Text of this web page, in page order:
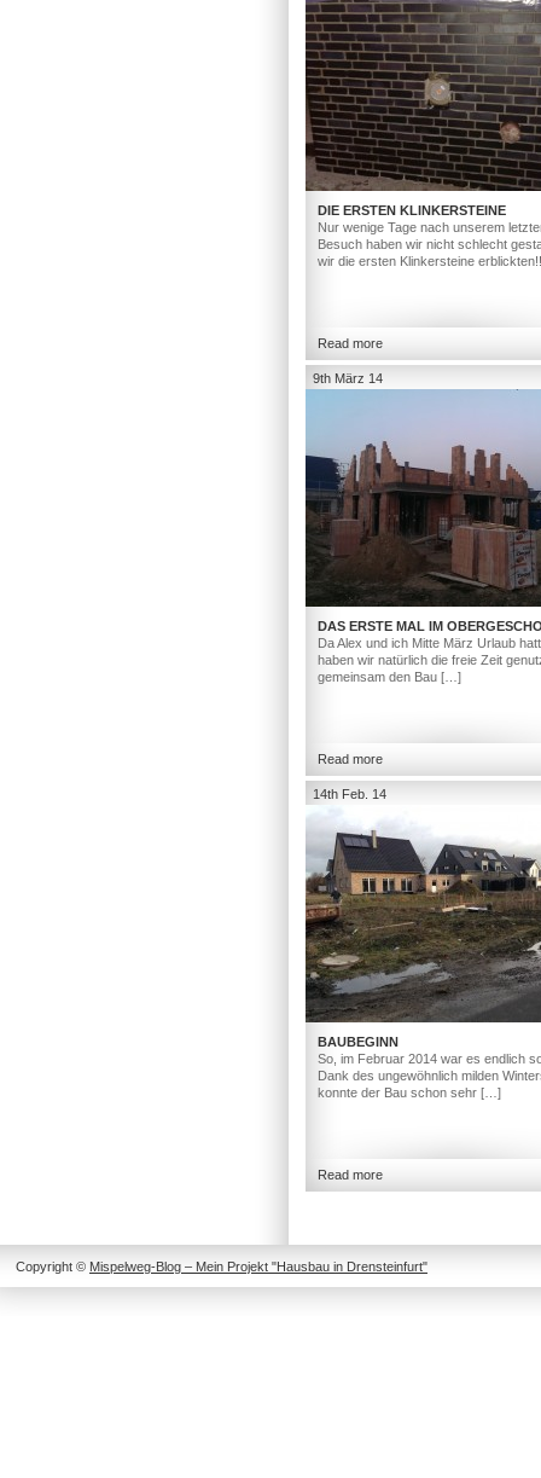
DIE ERSTEN KLINKERSTEINE
Nur wenige Tage nach unserem
Besuch haben wir nicht schlecht
wir die ersten Klinkersteine
Read more
9th März 14
DAS ERSTE MAL IM
Da Alex und ich Mitte März Urlaub
haben wir natürlich die freie Zeit
gemeinsam den Bau […]
Read more
14th Feb. 14
BAUBEGINN
So, im Februar 2014 war es endlich
Dank des ungewöhnlich milden
konnte der Bau schon sehr […]
Read more
Copyright © Mispelweg-Blog – Mein Projekt "Hausbau in Drensteinfurt"